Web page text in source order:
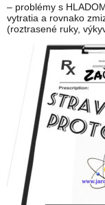
– problémy s
vytratia a rovnako
(roztrasené ruky,